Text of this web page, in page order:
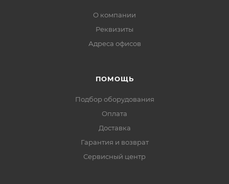
О компании
Реквизиты
Адреса офисов
ПОМОЩЬ
Подбор оборудования
Оплата
Доставка
Гарантия и возврат
Сервисный центр